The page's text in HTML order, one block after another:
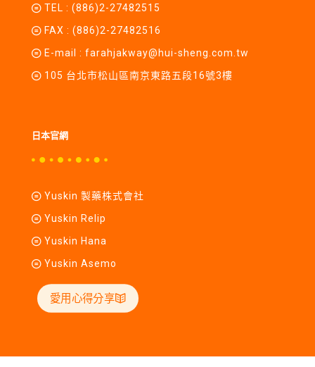
TEL : (886)2-27482515
FAX : (886)2-27482516
E-mail : farahjakway@hui-sheng.com.tw
105 台北市松山區南京東路五段16號3樓
日本官網
Yuskin 製藥株式會社
Yuskin Relip
Yuskin Hana
Yuskin Asemo
愛用心得分享